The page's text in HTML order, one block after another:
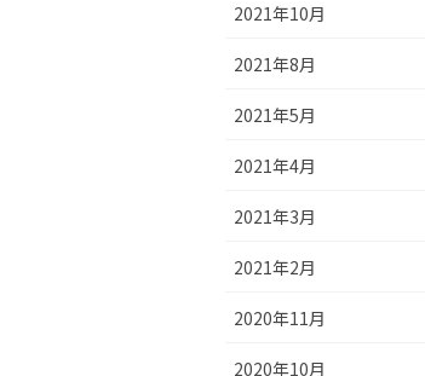
2021年10月
2021年8月
2021年5月
2021年4月
2021年3月
2021年2月
2020年11月
2020年10月